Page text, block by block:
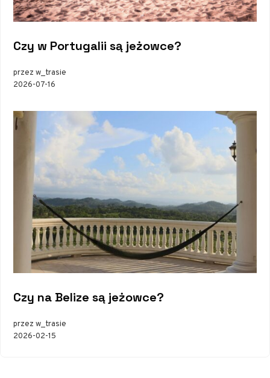
Czy w Portugalii są jeżowce?
przez w_trasie
2026-07-16
Czy na Belize są jeżowce?
przez w_trasie
2026-02-15